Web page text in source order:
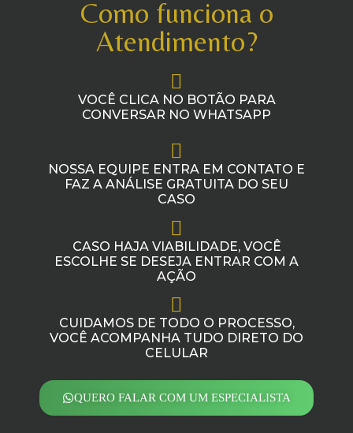
Como funciona o
Atendimento?
VOCÊ CLICA NO BOTÃO PARA
CONVERSAR NO WHATSAPP
NOSSA EQUIPE ENTRA EM CONTATO E
FAZ A ANÁLISE GRATUITA DO SEU
CASO
CASO HAJA VIABILIDADE, VOCÊ
ESCOLHE SE DESEJA ENTRAR COM A
AÇÃO
CUIDAMOS DE TODO O PROCESSO,
VOCÊ ACOMPANHA TUDO DIRETO DO
CELULAR
QUERO FALAR COM UM ESPECIALISTA